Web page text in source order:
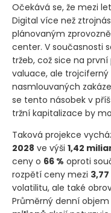
Očekává se, že mezi
Digital více než
plánovaným
center. V současnosti
tržeb, což sice na
valuace, ale
nasmlouvaných
se tento násobek v
tržní kapitalizace by
Taková projekce
2028 ve výši 1,42
ceny o 66 % oproti
rozpětí ceny mezi 3,77
volatilitu, ale také
Průměrný denní